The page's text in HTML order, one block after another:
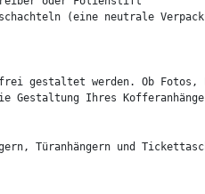
(eine neutrale
gestaltet werden. Ob Fotos,
Gestaltung Ihres
Türanhängern und